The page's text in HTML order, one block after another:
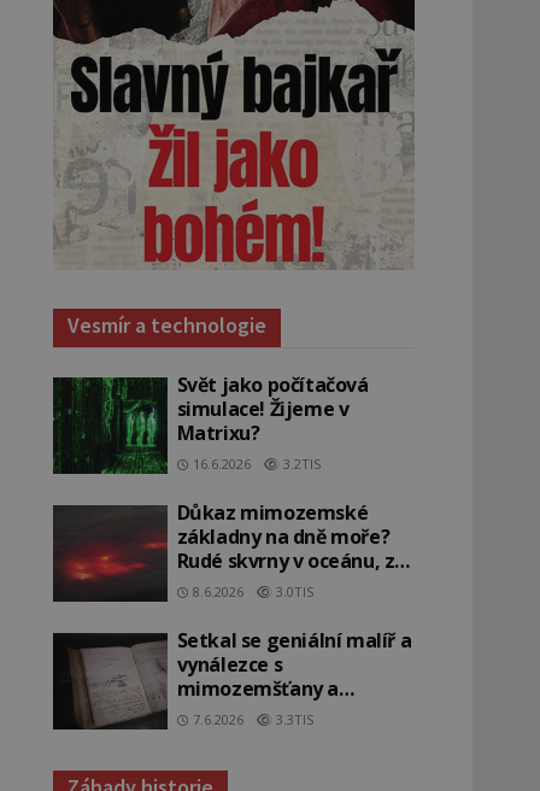
Vesmír a technologie
Svět jako počítačová
simulace! Žijeme v
Matrixu?
16.6.2026 3.2TIS
Důkaz mimozemské
základny na dně moře?
Rudé skvrny v oceánu, ze
kterých srší blesky!
8.6.2026 3.0TIS
Setkal se geniální malíř a
vynálezce s
mimozemšťany a
vstoupil do jiné dimenze?
7.6.2026 3.3TIS